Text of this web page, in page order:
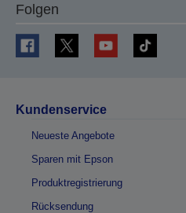
Folgen
Kundenservice
Neueste Angebote
Sparen mit Epson
Produktregistrierung
Rücksendung